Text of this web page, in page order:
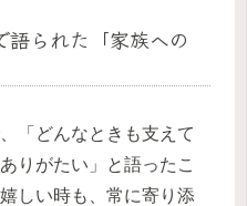
られた「家族への
「どんなときも支えて
りがたい」と語ったこ
しい時も、常に寄り添